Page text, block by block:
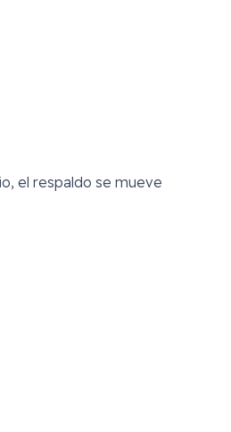
el respaldo se mueve